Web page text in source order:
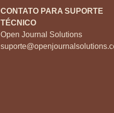
CONTATO PARA SUPORTE
TÉCNICO
Open Journal Solutions